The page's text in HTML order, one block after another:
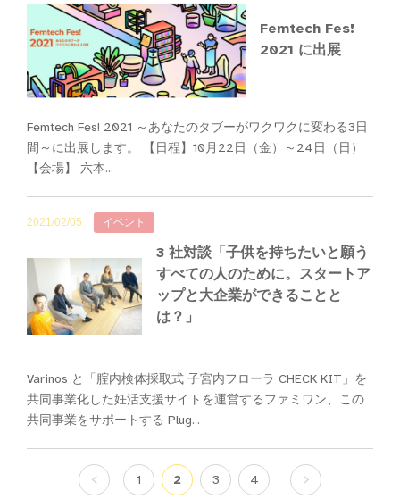
Femtech Fes!
2021 に出展
Femtech Fes! 2021 ～あなたのタブーがワクワクに変わる3日
間～に出展します。 【日程】10月22日（金）～24日（日）
【会場】 六本...
2021/02/05 イベント
3 社対談「子供を持ちたいと願う
すべての人のために。スタートア
ップと大企業ができることと
は？」
Varinos と「腟内検体採取式 子宮内フローラ CHECK KIT」を
共同事業化した妊活支援サイトを運営するファミワン、この
共同事業をサポートする Plug...
1 2 3 4